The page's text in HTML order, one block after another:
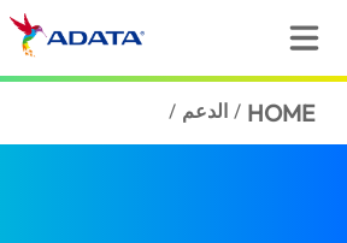
HOME
/ الدعم /